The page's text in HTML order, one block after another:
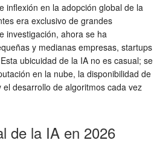
inflexión en la adopción global de la
era exclusivo de grandes
investigación, ahora se ha
y medianas empresas, startups
ubicuidad de la IA no es casual; se
en la nube, la disponibilidad de
desarrollo de algoritmos cada vez
de la IA en 2026